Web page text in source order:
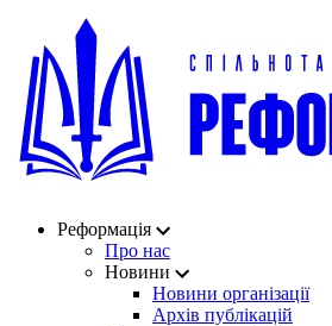
Реформація
Про нас
Новини
Новини організації
Архів публікацій